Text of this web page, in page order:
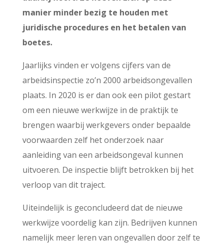
manier minder bezig te houden met
juridische procedures en het betalen van
boetes.
Jaarlijks vinden er volgens cijfers van de
arbeidsinspectie zo’n 2000 arbeidsongevallen
plaats. In 2020 is er dan ook een pilot gestart
om een nieuwe werkwijze in de praktijk te
brengen waarbij werkgevers onder bepaalde
voorwaarden zelf het onderzoek naar
aanleiding van een arbeidsongeval kunnen
uitvoeren. De inspectie blijft betrokken bij het
verloop van dit traject.
Uiteindelijk is geconcludeerd dat de nieuwe
werkwijze voordelig kan zijn. Bedrijven kunnen
namelijk meer leren van ongevallen door zelf te